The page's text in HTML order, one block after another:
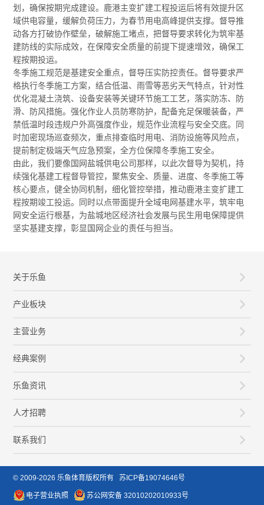
划，确保按期完成建设。鹿港主变扩建工程投运后将有效提升区
域供电容量，缓解负荷压力，为春节用电高峰提供支撑。督导推
动各方打破协作壁垒，破解施工堵点，把督导要求转化为筑牢基
建防线的实际成效，在保障安全质量的前提下提速增效，确保工
程按期投运。
冬季施工规范是基建安全重点，督导压实防控责任。督导要求严
格执行冬季施工方案，结合低温、雨雪等恶劣天气特点，针对性
优化混凝土浇筑、设备安装等关键环节施工工艺，落实防冻、防
滑、防风措施。强化作业人员防寒防护，配备充足保暖装备，严
禁低温时段违规户外高强度作业，规范作业流程与安全交底。同
时加密现场巡查频次，重点排查临时用电、消防设施等风险点，
提前制定极端天气应急预案，全方位保障冬季施工安全。
由此，我们要像国网盐城供电公司那样，以此次督导为契机，持
续强化基建工程督导管控，聚焦安全、质量、进度、冬季施工等
核心要点，健全协同机制，细化管控举措，推动鹿港主变扩建工
程按期竣工投运。同时以点带面提升全域电网基建水平，筑牢电
网安全运行根基，为盐城地区经济社会发展与民生用电保障提供
坚实基建支撑，彰显国网企业的责任与担当。
关于乐鱼
产业板块
主营业务
经典案例
乐鱼资讯
人才招聘
联系我们
© 2009-2026乐鱼体育版权所有 苏ICP备19074646号
电子营业执照 苏公网安备 32010202010933号